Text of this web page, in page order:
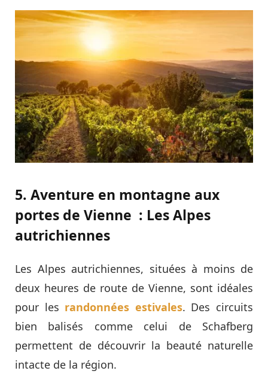
5. Aventure en montagne aux
portes de Vienne : Les Alpes
autrichiennes
Les Alpes autrichiennes, situées à moins de
deux heures de route de Vienne, sont idéales
pour les randonnées estivales. Des circuits
bien balisés comme celui de Schafberg
permettent de découvrir la beauté naturelle
intacte de la région.